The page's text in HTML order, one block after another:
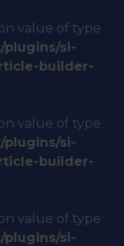
value of type
si-
builder-
value of type
si-
builder-
value of type
si-